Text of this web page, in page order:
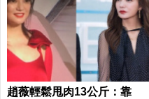
趙薇輕鬆甩肉13公斤：靠